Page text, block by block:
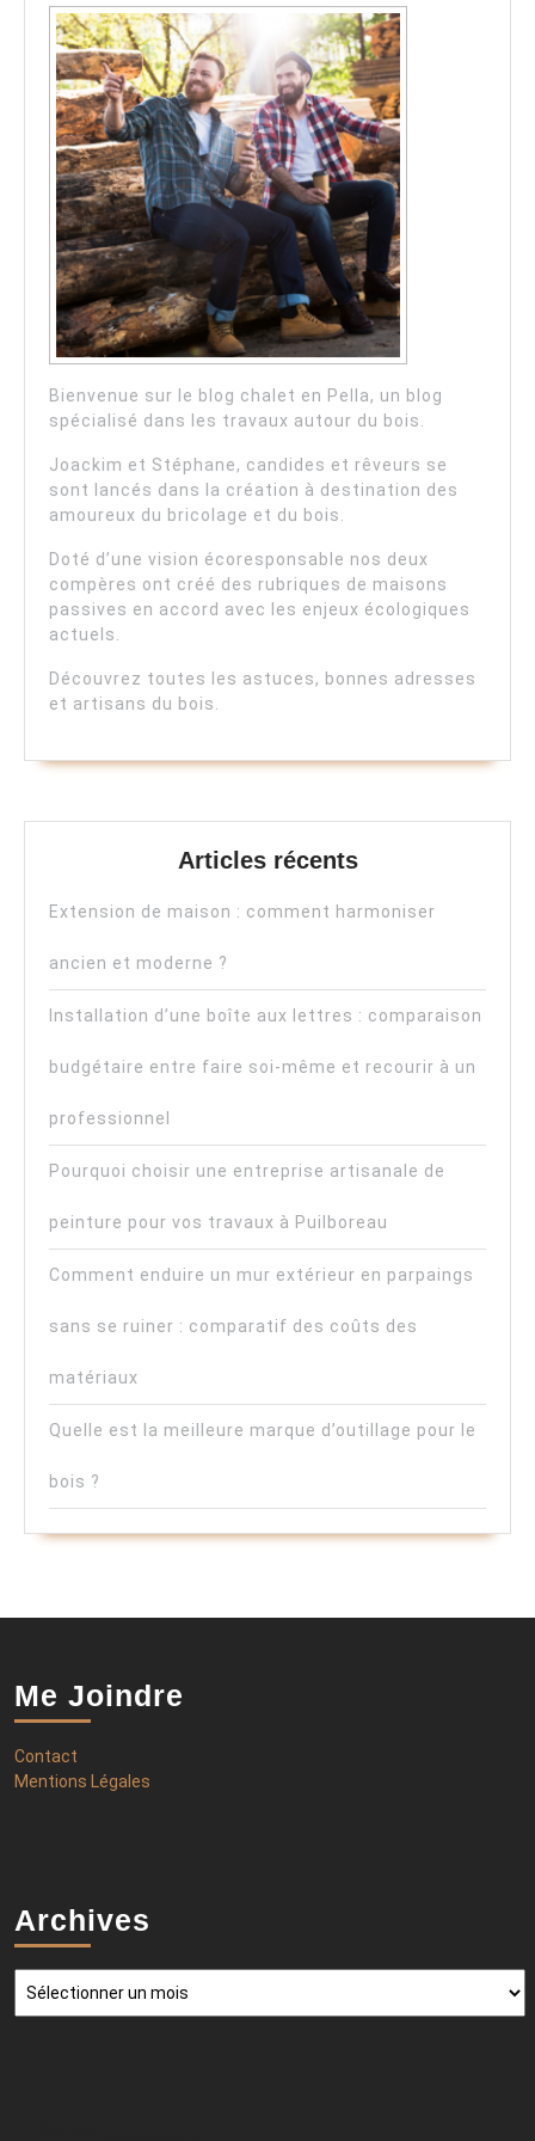
Bienvenue sur le blog chalet en Pella, un blog
spécialisé dans les travaux autour du bois.
Joackim et Stéphane, candides et rêveurs se
sont lancés dans la création à destination des
amoureux du bricolage et du bois.
Doté d’une vision écoresponsable nos deux
compères ont créé des rubriques de maisons
passives en accord avec les enjeux écologiques
actuels.
Découvrez toutes les astuces, bonnes adresses
et artisans du bois.
Articles récents
Extension de maison : comment harmoniser
ancien et moderne ?
Installation d’une boîte aux lettres : comparaison
budgétaire entre faire soi-même et recourir à un
professionnel
Pourquoi choisir une entreprise artisanale de
peinture pour vos travaux à Puilboreau
Comment enduire un mur extérieur en parpaings
sans se ruiner : comparatif des coûts des
matériaux
Quelle est la meilleure marque d’outillage pour le
bois ?
Me Joindre
Contact
Mentions Légales
Archives